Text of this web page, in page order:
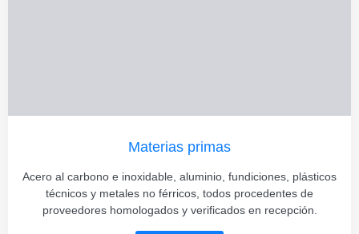
Materias primas
Acero al carbono e inoxidable, aluminio, fundiciones, plásticos
técnicos y metales no férricos, todos procedentes de
proveedores homologados y verificados en recepción.